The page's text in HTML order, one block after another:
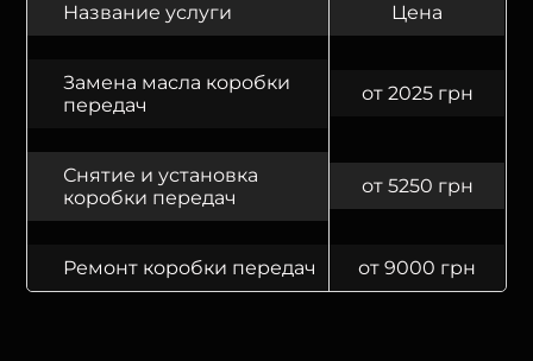
Название услуги Цена
Замена масла коробки
передач
от 2025 грн
Снятие и установка
коробки передач
от 5250 грн
Ремонт коробки передач от 9000 грн